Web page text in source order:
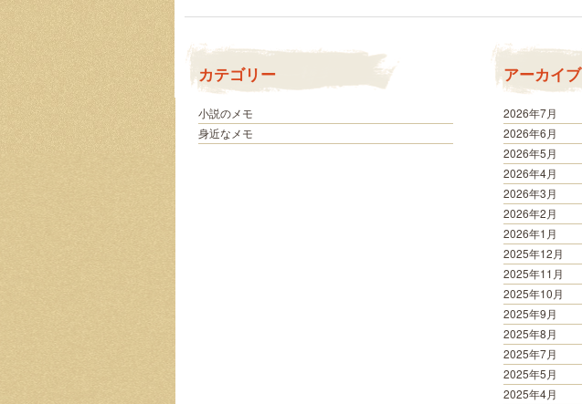
ス
レ
解
法
カテゴリー
小説のメモ
身近なメモ
アーカイブ
2026年7月
2026年6月
2026年5月
2026年4月
2026年3月
2026年2月
2026年1月
2025年12月
2025年11月
2025年10月
2025年9月
2025年8月
2025年7月
2025年5月
2025年4月